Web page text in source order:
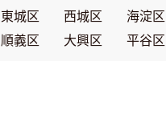
東城区 西城区 海淀区
順義区
大興区 平谷区